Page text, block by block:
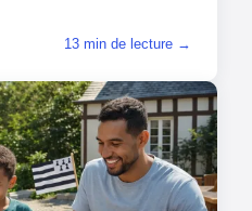
13 min de lecture →